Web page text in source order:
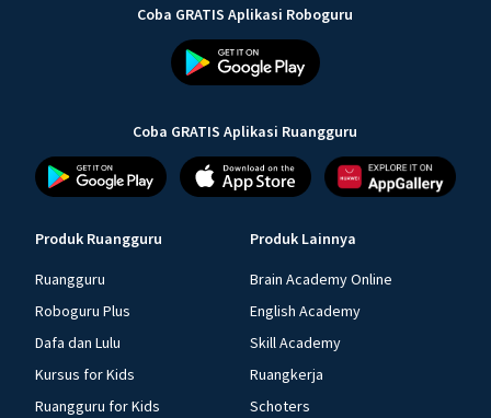
Coba GRATIS Aplikasi Roboguru
Coba GRATIS Aplikasi Ruangguru
Produk Ruangguru
Ruangguru
Roboguru Plus
Dafa dan Lulu
Kursus for Kids
Ruangguru for Kids
Produk Lainnya
Brain Academy Online
English Academy
Skill Academy
Ruangkerja
Schoters